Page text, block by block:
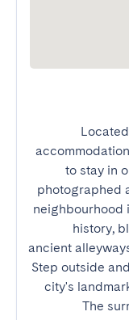
to stay in
photographed
neighbourhood
history,
ancient
Step outside
city's
The